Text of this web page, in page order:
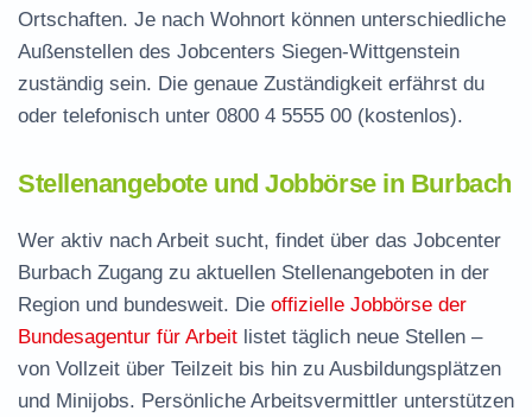
Ortschaften. Je nach Wohnort können unterschiedliche
Außenstellen des Jobcenters Siegen-Wittgenstein
zuständig sein. Die genaue Zuständigkeit erfährst du
oder telefonisch unter 0800 4 5555 00 (kostenlos).
Stellenangebote und Jobbörse in Burbach
Wer aktiv nach Arbeit sucht, findet über das Jobcenter
Burbach Zugang zu aktuellen Stellenangeboten in der
Region und bundesweit. Die offizielle Jobbörse der
Bundesagentur für Arbeit listet täglich neue Stellen –
von Vollzeit über Teilzeit bis hin zu Ausbildungsplätzen
und Minijobs. Persönliche Arbeitsvermittler unterstützen